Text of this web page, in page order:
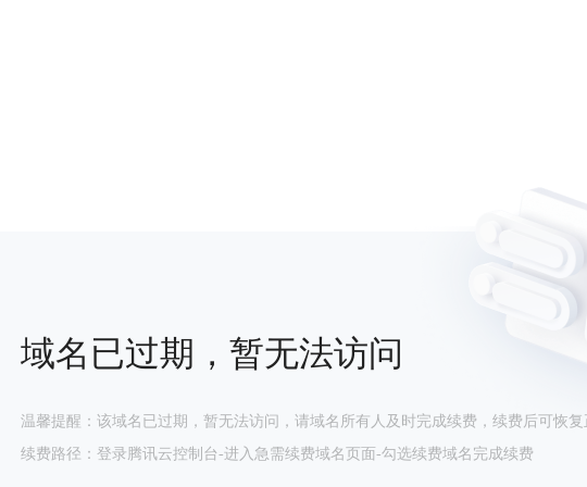
域名已过期，暂无法访问
温馨提醒：该域名已过期，暂无法访问，请域名所有人及时完成续费，续费后可恢复
续费路径：登录腾讯云控制台-进入急需续费域名页面-勾选续费域名完成续费